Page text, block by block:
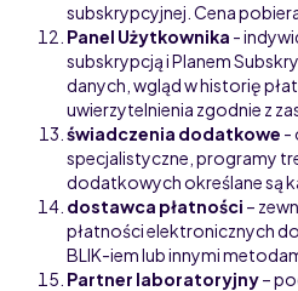
subskrypcyjnej. Cena
Panel Użytkownika -
subskrypcją i Planem
danych, wgląd w historię
uwierzytelnienia zgodnie z
świadczenia dodatkowe -
specjalistyczne, programy
dodatkowych określane są
dostawca płatności –
płatności elektronicznych
BLIK-iem lub innymi
Partner laboratoryjny–